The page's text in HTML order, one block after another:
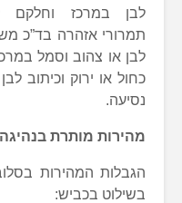
לבן במרכז וחלקם
תמרורי אזהרה בד”כ
לבן או צהוב וסמל
כחול או ירוק וכיתוב
נסיעה.
מהירות מותרת
הגבלות המהירות
בשילוט בכביש: